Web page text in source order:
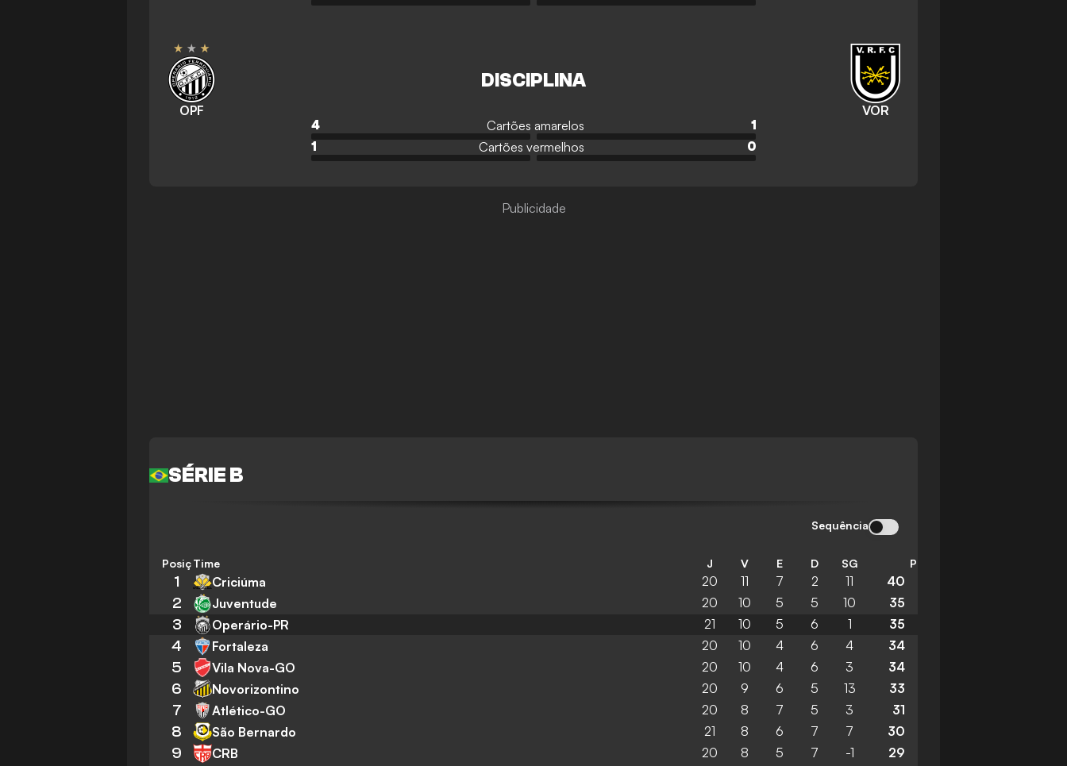
OPF
DISCIPLINA
VOR
4 Cartões amarelos
1
1
Cartões vermelhos 0
SÉRIE B
Sequência
PosiçãoTime J V E D SG P
1 Criciúma 20 11 7 2 11 40
2 Juventude 20 10 5 5 10 35
3 Operário-PR 21 10 5 6 1 35
4 Fortaleza 20 10 4 6 4 34
5 Vila Nova-GO 20 10 4 6 3 34
6 Novorizontino 20 9 6 5 13 33
7 Atlético-GO 20 8 7 5 3 31
8 São Bernardo 21 8 6 7 7 30
9 CRB 20 8 5 7 -1 29